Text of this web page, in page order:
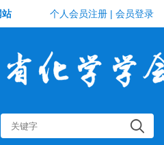
站 个人会员注册 | 会员登录